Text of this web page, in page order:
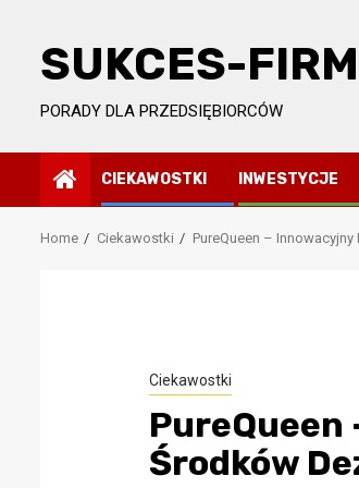
contentSUKCES-
PORADY DLA PRZEDSIĘBIORCÓW
CIEKAWOSTKI INWESTYCJE
Home Ciekawostki PureQueen –
Ciekawostki
Środków